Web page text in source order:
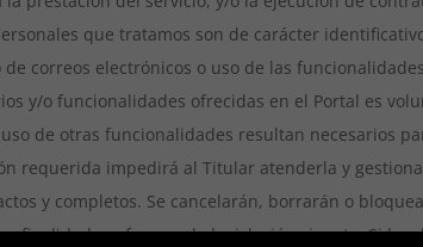
que tratamos son de carácter
correos electrónicos o uso de las
y/o funcionalidades ofrecidas en el Portal es
de otras funcionalidades resultan necesarios
requerida impedirá al Titular atenderla y
y completos. Se cancelarán, borrarán o
finalidad conforme a la legislación vigente. Si los